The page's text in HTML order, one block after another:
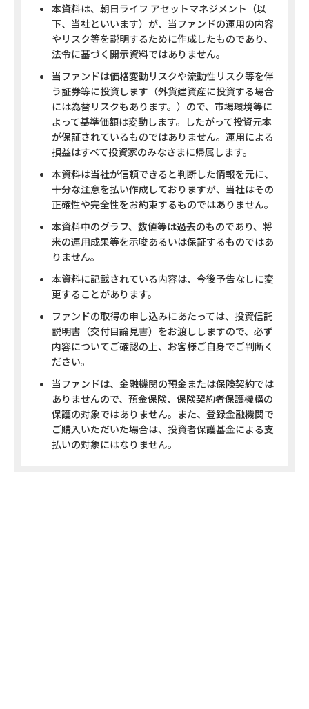
本資料は、朝日ライフ アセットマネジメント（以
下、当社といいます）が、当ファンドの運用の内容
やリスク等を説明するために作成したものであり、
法令に基づく開示資料ではありません。
当ファンドは価格変動リスクや流動性リスク等を伴
う証券等に投資します（外貨建資産に投資する場合
には為替リスクもあります。）ので、市場環境等に
よって基準価額は変動します。したがって投資元本
が保証されているものではありません。運用による
損益はすべて投資家のみなさまに帰属します。
本資料は当社が信頼できると判断した情報を元に、
十分な注意を払い作成しておりますが、当社はその
正確性や完全性をお約束するものではありません。
本資料中のグラフ、数値等は過去のものであり、将
来の運用成果等を示唆あるいは保証するものではあ
りません。
本資料に記載されている内容は、今後予告なしに変
更することがあります。
ファンドの取得の申し込みにあたっては、投資信託
説明書（交付目論見書）をお渡ししますので、必ず
内容についてご確認の上、お客様ご自身でご判断く
ださい。
当ファンドは、金融機関の預金または保険契約では
ありませんので、預金保険、保険契約者保護機構の
保護の対象ではありません。また、登録金融機関で
ご購入いただいた場合は、投資者保護基金による支
払いの対象にはなりません。